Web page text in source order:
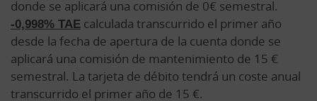
donde se aplicará una comisión de 0€ semestral.
-0,998% TAE calculada transcurrido el primer año
desde la fecha de apertura de la cuenta donde se
aplicará una comisión de mantenimiento de 15 €
semestral. La tarjeta de débito tendrá un coste anual
transcurrido el primer año de 15 €.